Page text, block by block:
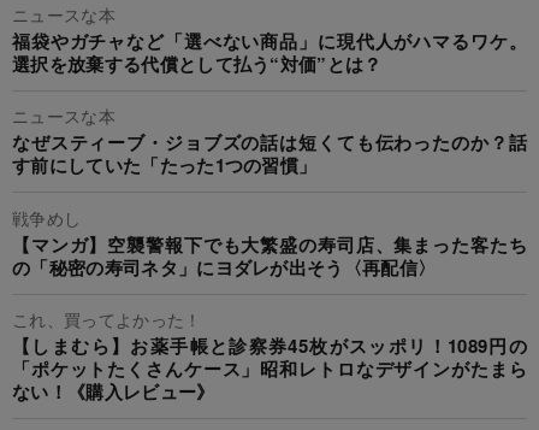
ニュースな本
福袋やガチャなど「選べない商品」に現代人がハマるワケ。
選択を放棄する代償として払う“対価”とは？
ニュースな本
なぜスティーブ・ジョブズの話は短くても伝わったのか？話
す前にしていた「たった1つの習慣」
戦争めし
【マンガ】空襲警報下でも大繁盛の寿司店、集まった客たち
の「秘密の寿司ネタ」にヨダレが出そう〈再配信〉
これ、買ってよかった！
【しまむら】お薬手帳と診察券45枚がスッポリ！1089円の
「ポケットたくさんケース」昭和レトロなデザインがたまら
ない！《購入レビュー》